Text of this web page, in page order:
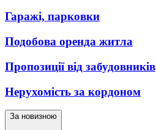
Гаражі, парковки
Подобова оренда житла
Пропозиції від забудовників
Нерухомість за кордоном
За новизною